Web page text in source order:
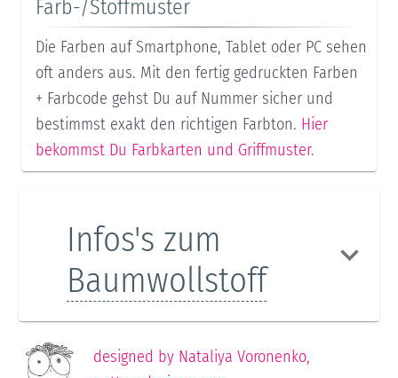
Farb-/Stoffmuster
Die Farben auf Smartphone, Tablet oder PC sehen
oft anders aus. Mit den fertig gedruckten Farben
+ Farbcode gehst Du auf Nummer sicher und
bestimmst exakt den richtigen Farbton. Hier
bekommst Du Farbkarten und Griffmuster.
Infos's zum
Baumwollstoff
designed by Nataliya Voronenko,